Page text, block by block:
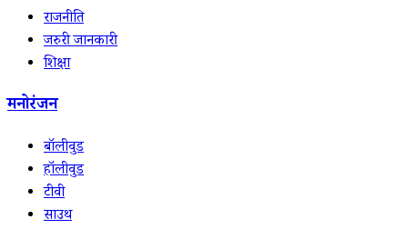
राजनीति
जरुरी जानकारी
शिक्षा
मनोरंजन
बॉलीवुड
हॉलीवुड
टीवी
साउथ